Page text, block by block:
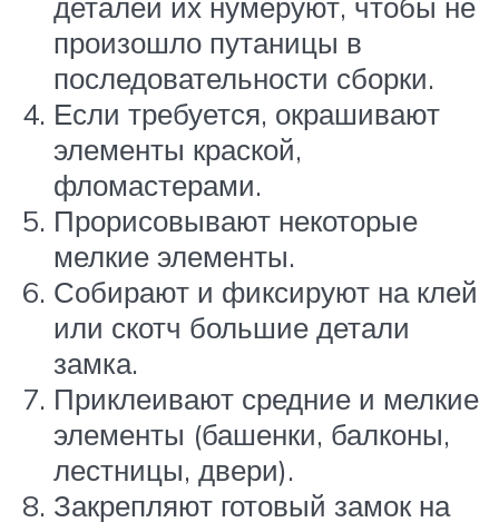
деталей их нумеруют, чтобы не
произошло путаницы в
последовательности сборки.
Если требуется, окрашивают
элементы краской,
фломастерами.
Прорисовывают некоторые
мелкие элементы.
Собирают и фиксируют на клей
или скотч большие детали
замка.
Приклеивают средние и мелкие
элементы (башенки, балконы,
лестницы, двери).
Закрепляют готовый замок на